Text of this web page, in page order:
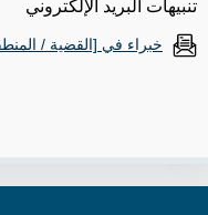
تنبيهات البريد الإلكتروني
خبراء في [القضية /